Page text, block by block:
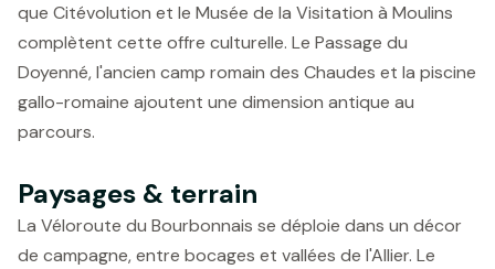
que Citévolution et le Musée de la Visitation à Moulins
complètent cette offre culturelle. Le Passage du
Doyenné, l'ancien camp romain des Chaudes et la piscine
gallo-romaine ajoutent une dimension antique au
parcours.
Paysages & terrain
La Véloroute du Bourbonnais se déploie dans un décor
de campagne, entre bocages et vallées de l'Allier. Le